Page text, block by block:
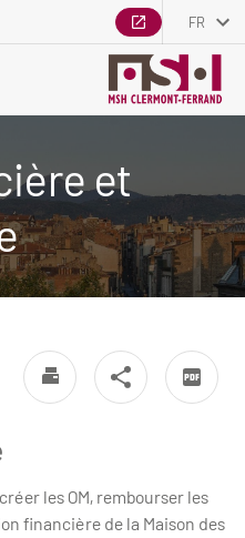
FR
et
les OM, rembourser les
financière de la Maison des